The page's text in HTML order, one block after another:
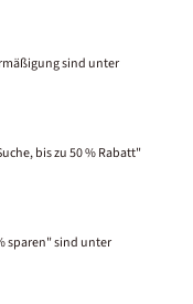
sind unter
bis zu 50 % Rabatt"
sparen" sind unter